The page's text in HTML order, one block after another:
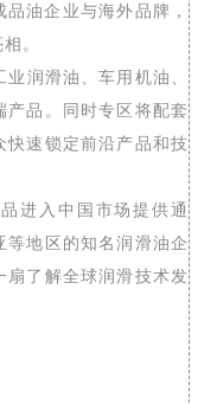
油企业与海外品牌，
。
业润滑油、车用机油、
产品。同时专区将配套
快速锁定前沿产品和技
进入中国市场提供通
等地区的知名润滑油企
扇了解全球润滑技术发